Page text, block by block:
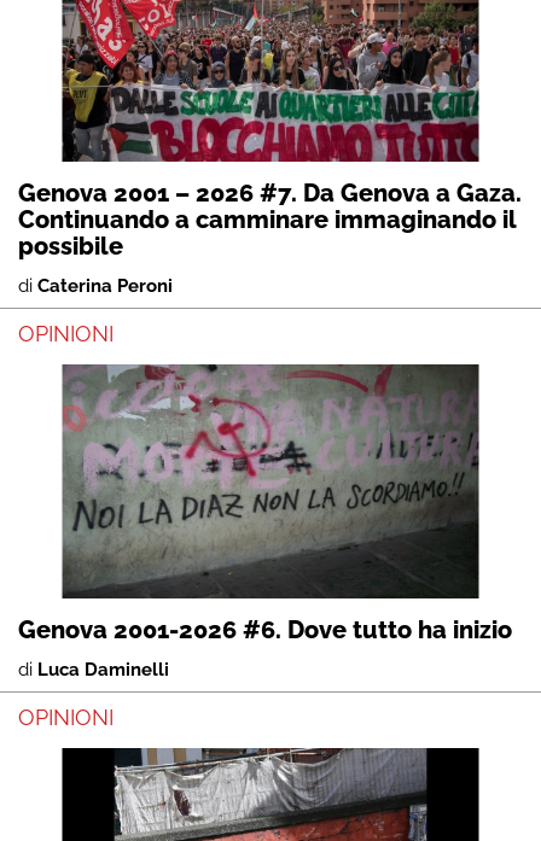
Genova 2001 – 2026 #7. Da Genova a Gaza.
Continuando a camminare immaginando il
possibile
di Caterina Peroni
OPINIONI
Genova 2001-2026 #6. Dove tutto ha inizio
di Luca Daminelli
OPINIONI